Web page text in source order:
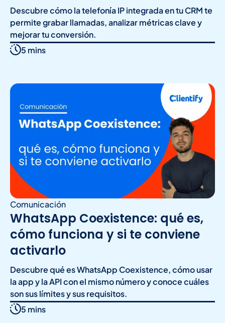
Descubre cómo la telefonía IP integrada en tu CRM te
permite grabar llamadas, analizar métricas clave y
mejorar tu conversión.
5 mins
Comunicación
WhatsApp Coexistence: qué es,
cómo funciona y si te conviene
activarlo
Descubre qué es WhatsApp Coexistence, cómo usar
la app y la API con el mismo número y conoce cuáles
son sus límites y sus requisitos.
5 mins